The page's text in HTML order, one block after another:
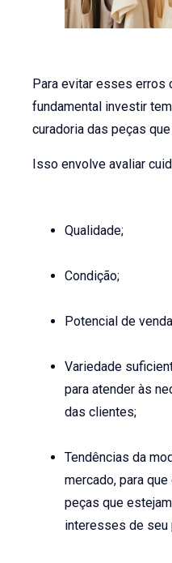
Para evitar esses erros
fundamental investir
curadoria das peças
Isso envolve avaliar
Qualidade;
Condição;
Potencial de
Variedade
para atender às
das clientes;
Tendências da
mercado, para
peças que
interesses de seu